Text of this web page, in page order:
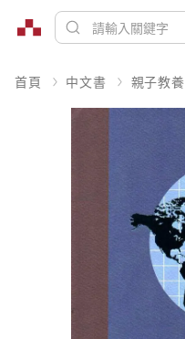
首頁 中文書 親子教養